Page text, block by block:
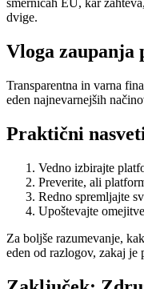
smernicah EU, kar
dvige.
Vloga zaupanja
Transparentna in varna
eden najnevarnejših
Praktični
Vedno izbirajte
Preverite, ali
Redno spremljajte
Upoštevajte
Za boljše razumevanje,
eden od razlogov, zakaj